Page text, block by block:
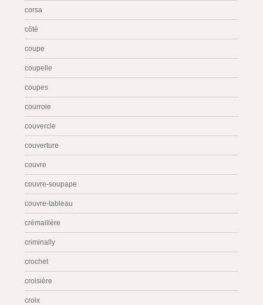
corsa
côté
coupe
coupelle
coupes
courroie
couvercle
couverture
couvre
couvre-soupape
couvre-tableau
crémaillère
criminally
crochet
croisière
croix